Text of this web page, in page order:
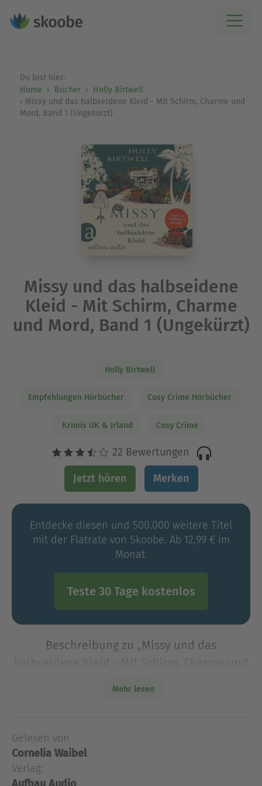
Du bist hier:
Home
Bücher
Holly Birtwell
Missy und das halbseidene Kleid - Mit Schirm, Charme und
Mord, Band 1 (Ungekürzt)
Missy und das halbseidene
Kleid - Mit Schirm, Charme
und Mord, Band 1 (Ungekürzt)
Holly Birtwell
Empfehlungen Hörbücher Cosy Crime Hörbücher
Krimis UK & Irland Cosy Crime
22 Bewertungen
Jetzt hören Merken
Entdecke diesen und 500.000 weitere Titel
mit der Flatrate von Skoobe. Ab 12,99 € im
Monat.
Teste 30 Tage kostenlos
Beschreibung zu „Missy und das
Missy, Besitzerin eines Vintage-Lädchens an der
Englischen Riviera, entdeckt in einer Lieferung
ein
In jedem gebrauchten Kleidungsstück verbirgt sich
Mehr lesen
Gelesen von
Cornelia Waibel
Verlag: